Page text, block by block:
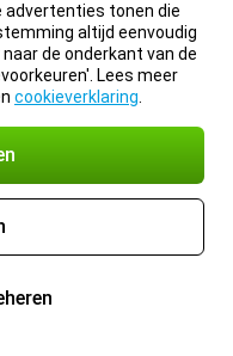
advertenties tonen die
altijd eenvoudig
de onderkant van de
Lees meer
cookieverklaring